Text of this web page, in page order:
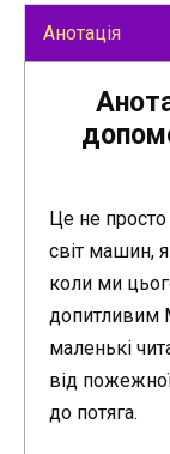
Анотація
Це не
світ машин,
коли ми
допитливим
маленькі
від
до потяга.